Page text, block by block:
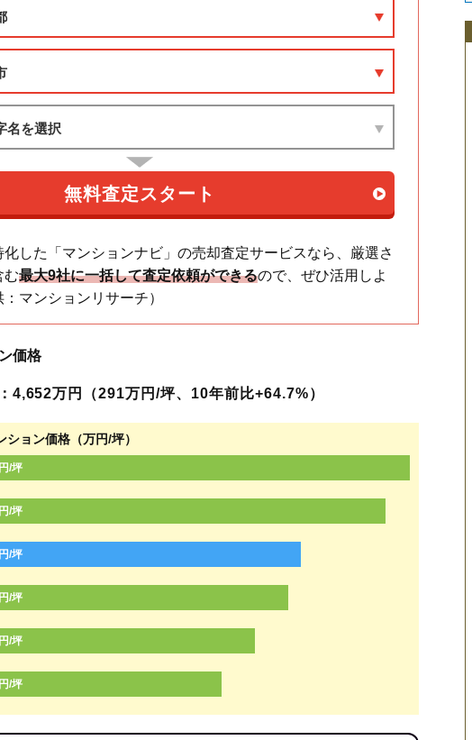
した「マンションナビ」の売却査定サービスなら、厳選さ
む最大9社に一括して査定依頼ができるので、ぜひ活用しよ
マンションリサーチ）
価格
4,652万円（291万円/坪、10年前比+64.7%）
ション価格（万円/坪）
/坪
/坪
/坪
/坪
/坪
/坪
砂川町高松町
武蔵砂川駅